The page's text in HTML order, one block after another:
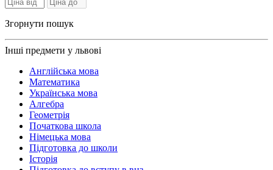
Згорнути пошук
Інші предмети у львові
Англійська мова
Математика
Українська мова
Алгебра
Геометрія
Початкова школа
Німецька мова
Підготовка до школи
Історія